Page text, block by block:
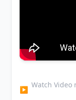
▶
Watch Video